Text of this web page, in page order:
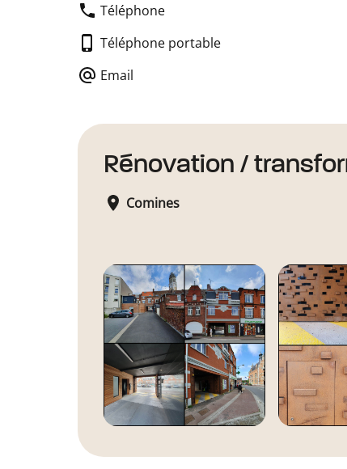
Téléphone
Téléphone portable
Email
Rénovation /
Comines